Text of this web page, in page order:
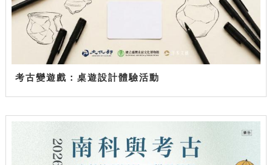
考古變遊戲：桌遊設計體驗活動